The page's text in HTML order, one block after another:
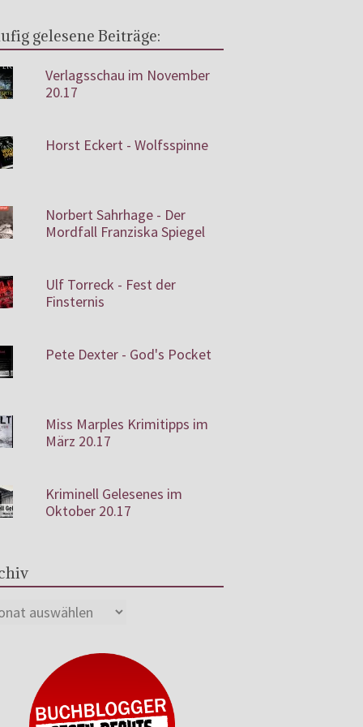
gelesene Beiträge:
Verlagsschau im November
20.17
Horst Eckert - Wolfsspinne
Norbert Sahrhage - Der
Mordfall Franziska Spiegel
Ulf Torreck - Fest der
Finsternis
Pete Dexter - God's Pocket
Miss Marples Krimitipps im
März 20.17
Kriminell Gelesenes im
Oktober 20.17